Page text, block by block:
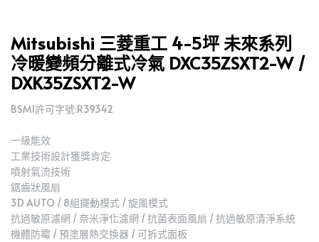
Mitsubishi 三菱重工 4-5坪 未來系列
冷暖變頻分離式冷氣 DXC35ZSXT2-W /
DXK35ZSXT2-W
BSMI許可字號:R39342
一級能效
工業技術設計獲獎肯定
噴射氣流技術
鋸齒狀風扇
3D AUTO / 8組擺動模式 / 旋風模式
抗過敏原濾網 / 奈米淨化濾網 / 抗菌表面風扇 / 抗過敏原清淨系統
機體防霉 / 預塗層熱交換器 / 可拆式面板